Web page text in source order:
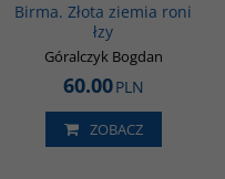
Birma. Złota ziemia roni
łzy
Góralczyk Bogdan
60.00PLN
ZOBACZ